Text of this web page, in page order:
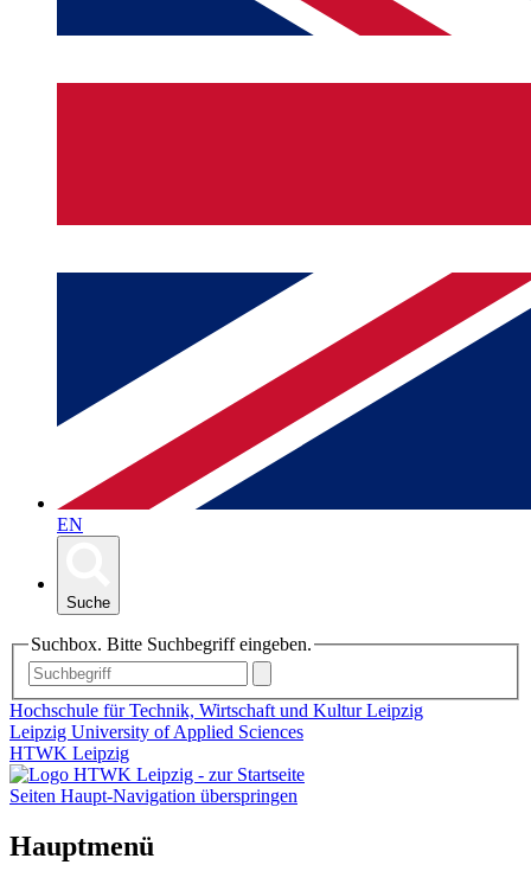
EN
Suche
Suchbox. Bitte Suchbegriff eingeben.
Hochschule für Technik, Wirtschaft und Kultur Leipzig
Leipzig University of Applied Sciences
HTWK Leipzig
Seiten Haupt-Navigation überspringen
Hauptmenü